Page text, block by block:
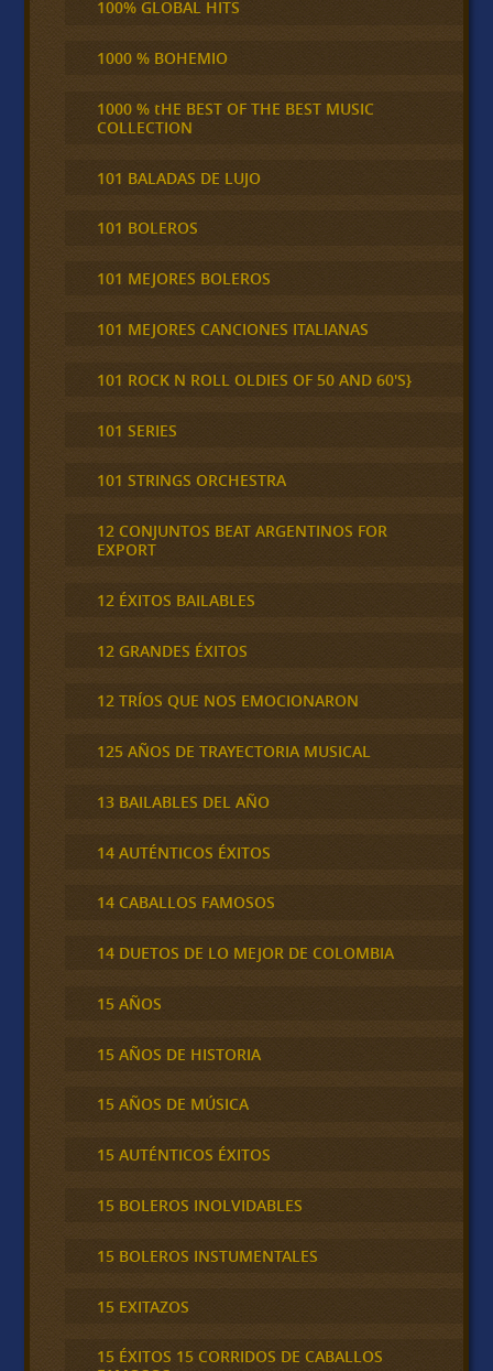
100% GLOBAL HITS
1000 % BOHEMIO
1000 % tHE BEST OF THE BEST MUSIC
COLLECTION
101 BALADAS DE LUJO
101 BOLEROS
101 MEJORES BOLEROS
101 MEJORES CANCIONES ITALIANAS
101 ROCK N ROLL OLDIES OF 50 AND 60'S}
101 SERIES
101 STRINGS ORCHESTRA
12 CONJUNTOS BEAT ARGENTINOS FOR
EXPORT
12 ÉXITOS BAILABLES
12 GRANDES ÉXITOS
12 TRÍOS QUE NOS EMOCIONARON
125 AÑOS DE TRAYECTORIA MUSICAL
13 BAILABLES DEL AÑO
14 AUTÉNTICOS ÉXITOS
14 CABALLOS FAMOSOS
14 DUETOS DE LO MEJOR DE COLOMBIA
15 AÑOS
15 AÑOS DE HISTORIA
15 AÑOS DE MÚSICA
15 AUTÉNTICOS ÉXITOS
15 BOLEROS INOLVIDABLES
15 BOLEROS INSTUMENTALES
15 EXITAZOS
15 ÉXITOS 15 CORRIDOS DE CABALLOS